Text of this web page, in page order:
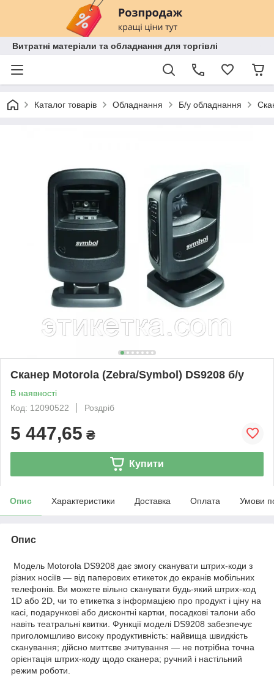
Витратні матеріали та обладнання для торгівлі
Каталог товарів Обладнання Б/у обладнання
Сканер Motorola (Zebra/Symbol) DS9208 б/у
В наявності
Код: 12090522
Роздріб
5 447,65 ₴
Купити
Опис Характеристики Доставка Оплата Умови
Опис
Модель Motorola DS9208 дає змогу сканувати штрих-коди з
різних носіїв — від паперових етикеток до екранів мобільних
телефонів. Ви можете вільно сканувати будь-який штрих-код
1D або 2D, чи то етикетка з інформацією про продукт і ціну на
касі, подарункові або дисконтні картки, посадкові талони або
навіть театральні квитки. Функції моделі DS9208 забезпечує
приголомшливо високу продуктивність: найвища швидкість
сканування; дійсно миттєве зчитування — не потрібна точна
орієнтація штрих-коду щодо сканера; ручний і настільний
режим роботи.